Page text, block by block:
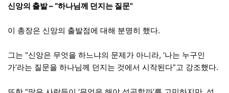
신앙의 출발 – “하나님께 던지는 질문”
이 총장은 신앙의 출발점에 대해 분명히 했다.
그는 “신앙은 무엇을 하느냐의 문제가 아니라, ‘나는 누구인
가’라는 질문을 하나님께 던지는 것에서 시작된다”고 강조했다.